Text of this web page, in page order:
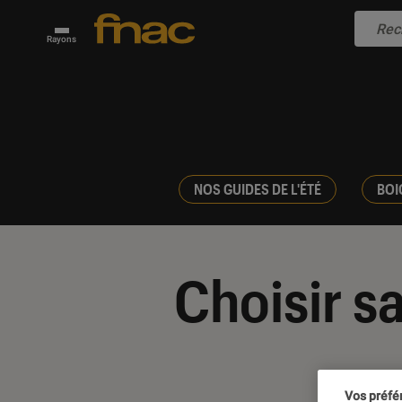
Rayons
NOS GUIDES DE L'ÉTÉ
Choisir
Vos